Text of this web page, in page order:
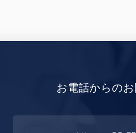
お電話からの